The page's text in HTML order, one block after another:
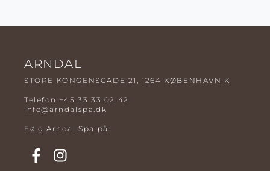
ARNDAL
STORE KONGENSGADE 21, 1264 KØBENHAVN K
Telefon +45 33 33 02 42
info@arndalspa.dk
Følg Arndal Spa på: